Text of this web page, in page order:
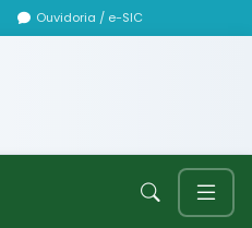
Ouvidoria / e-SIC